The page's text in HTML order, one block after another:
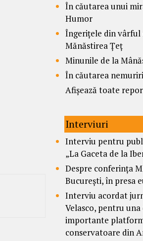
În căutarea unui
Humor
Îngerițele din vârful
Mănăstirea Țeț
Minunile de la
În căutarea
Afișează toate
Interviuri
Interviu pentru
„La Gaceta de la
Despre conferința
București, în presa
Interviu acordat
Velasco, pentru
importante
conservatoare din